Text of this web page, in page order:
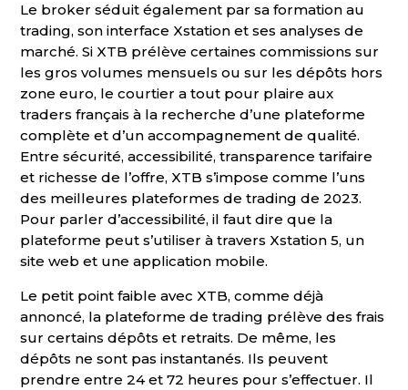
Le broker séduit également par sa formation au
trading, son interface Xstation et ses analyses de
marché. Si XTB prélève certaines commissions sur
les gros volumes mensuels ou sur les dépôts hors
zone euro, le courtier a tout pour plaire aux
traders français à la recherche d’une plateforme
complète et d’un accompagnement de qualité.
Entre sécurité, accessibilité, transparence tarifaire
et richesse de l’offre, XTB s’impose comme l’uns
des meilleures plateformes de trading de 2023.
Pour parler d’accessibilité, il faut dire que la
plateforme peut s’utiliser à travers Xstation 5, un
site web et une application mobile.
Le petit point faible avec XTB, comme déjà
annoncé, la plateforme de trading prélève des frais
sur certains dépôts et retraits. De même, les
dépôts ne sont pas instantanés. Ils peuvent
prendre entre 24 et 72 heures pour s’effectuer. Il